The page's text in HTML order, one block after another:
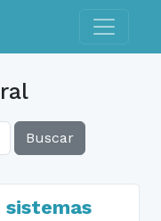
Toggle
Buscar
sistemas